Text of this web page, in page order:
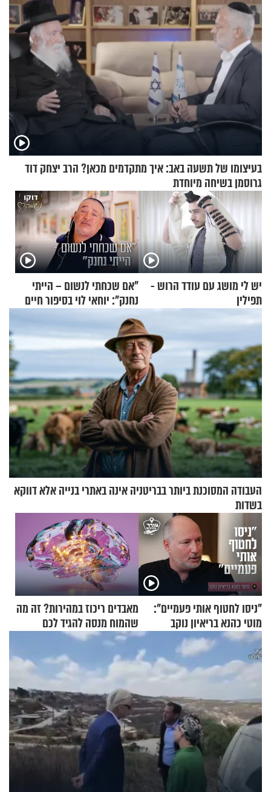
בעיצומו של תשעה באב: איך מתקדמים מכאן? הרב יצחק דוד
גרוסמן בשיחה מיוחדת
יש לי מושג עם עודד הרוש -
תפילין
"אם שכחתי לנשום – הייתי
נחנק": יוחאי לוי בסיפור חיים
מעורר השראה
העבודה המסוכנת ביותר בבריטניה אינה באתרי בנייה אלא דווקא
בשדות
"ניסו לחטוף אותי פעמיים":
מוטי כהנא בריאיון נוקב
מאבדים ריכוז במהירות? זה מה
שהמוח מנסה להגיד לכם